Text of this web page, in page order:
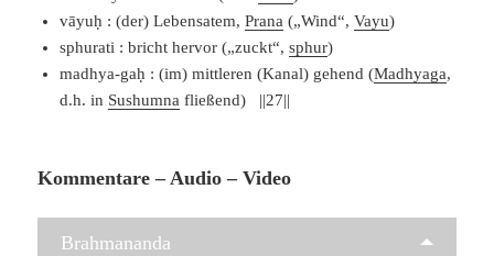
vāyuḥ : (der) Lebensatem,Prana („Wind“,Vayu)
sphurati : bricht hervor („zuckt“,sphur)
madhya-gaḥ : (im) mittleren (Kanal) gehend (Madhyaga,
d.h. in Sushumna fließend) ||27||
Kommentare – Audio – Video
Brahmananda